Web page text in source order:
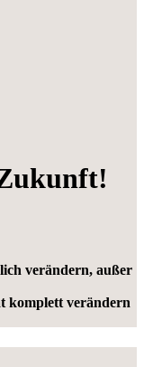
verändern, außer
komplett verändern